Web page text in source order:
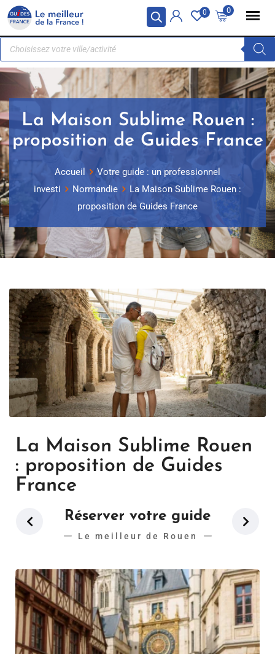
Panneau de gestion des cookies 0
0
La Maison Sublime Rouen :
proposition de Guides France
Accueil
Votre guide : un professionnel
investi
Normandie
La Maison Sublime Rouen :
proposition de Guides France
La Maison Sublime Rouen
: proposition de Guides
France
Réserver votre guide
Le meilleur de Rouen